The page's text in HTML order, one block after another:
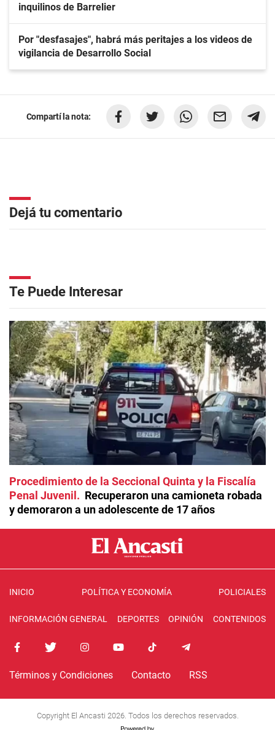
inquilinos de Barrelier
Por "desfasajes", habrá más peritajes a los videos de
vigilancia de Desarrollo Social
Compartí la nota:
Dejá tu comentario
Te Puede Interesar
Procedimiento de la Seccional Quinta y la Fiscalía
Penal Juvenil
Recuperaron una camioneta robada
y demoraron a un adolescente de 17 años
INICIO POLÍTICA Y ECONOMÍA POLICIALES
INFORMACIÓN GENERAL DEPORTES OPINIÓN CONTENIDOS
Términos y Condiciones Contacto RSS
Copyright El Ancasti 2026. Todos los derechos reservados.